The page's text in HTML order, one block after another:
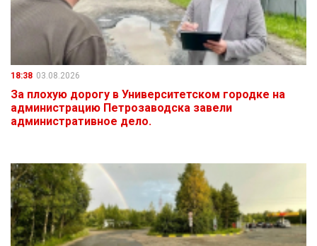
18:38 03.08.2026
За плохую дорогу в Университетском городке на
администрацию Петрозаводска завели
административное дело.